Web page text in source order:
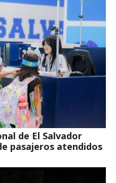
de El Salvador
pasajeros atendidos